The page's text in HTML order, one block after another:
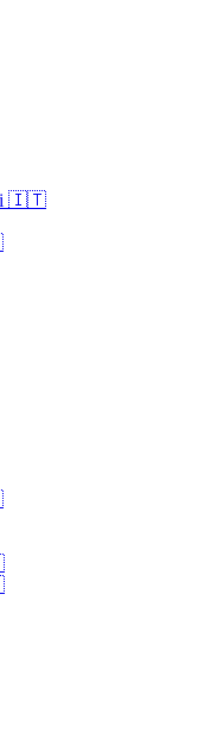
🇮🇹